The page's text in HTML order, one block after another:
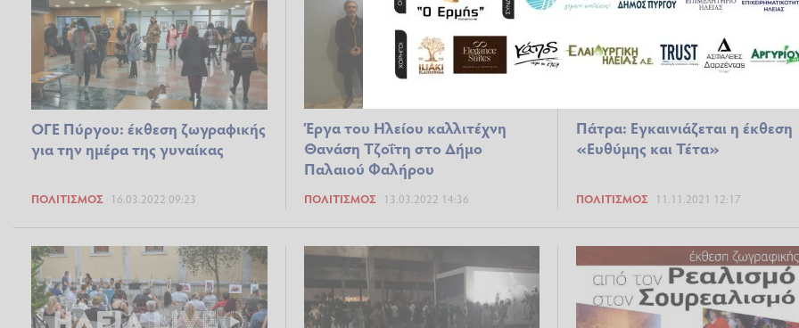
ΟΓΕ Πύργου: έκθεση ζωγραφικής
για την ημέρα της γυναίκας
ΠΟΛΙΤΙΣΜΌΣ 16.03.2022 09:23
Έργα του Ηλείου καλλιτέχνη
Θανάση Τζοΐτη στο Δήμο
Παλαιού Φαλήρου
ΠΟΛΙΤΙΣΜΌΣ 13.03.2022 14:36
Πάτρα: Εγκαινιάζεται η έκθεση
«Ευθύμης και Τέτα»
ΠΟΛΙΤΙΣΜΌΣ 11.11.2021 12:17